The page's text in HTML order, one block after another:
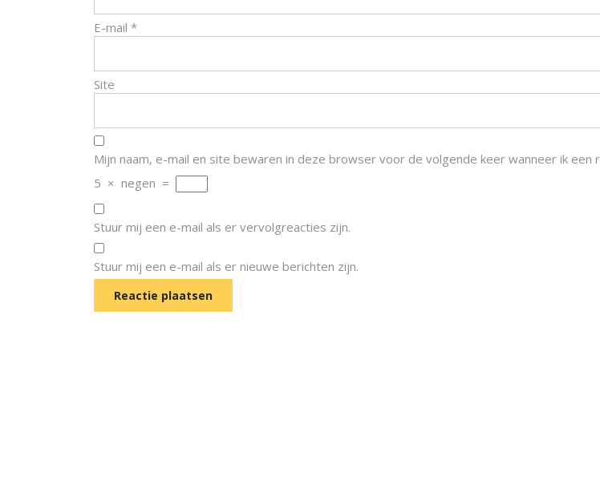
E-mail *
Site
Mijn naam, e-mail en site bewaren in deze browser voor de volgende keer wanneer ik een
5 × negen =
Stuur mij een e-mail als er vervolgreacties zijn.
Stuur mij een e-mail als er nieuwe berichten zijn.